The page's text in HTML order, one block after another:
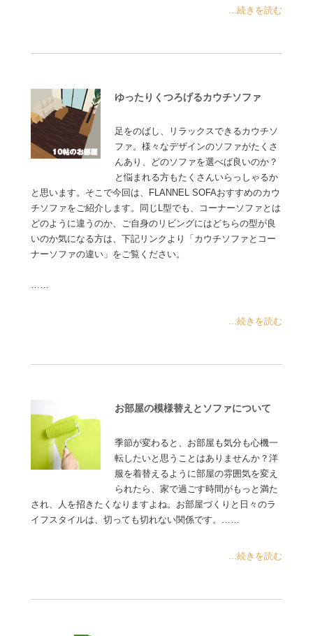
...続きを読む
ゆったりくつろげるカウチソファ
足をのばし、リラックスできるカウチソ
ファ。様々なデザインのソファがたくさ
んあり、どのソファを選べば良いのか？
と悩まれる方もたくさんいらっしゃるか
と思います。そこで今回は、FLANNEL SOFAおすすめのカウ
チソファをご紹介します。同じL型でも、コーナーソファとは
どのように違うのか、ご自身のリビングにはどちらの型が良
いのか気になる方は、下記リンクより「カウチソファとコー
ナーソファの違い」をご覧ください。
……
...続きを読む
お部屋の模様替えとソファについて
季節が変わると、お部屋も気分も心機一
転したいと思うことはありませんか？洋
服を着替えるように部屋の雰囲気を変え
られたら、家で過ごす時間がもっと満た
され、人を招きたくなりますよね。お部屋づくりと日々のラ
イフスタイルは、切っても切れない関係です。……
...続きを読む